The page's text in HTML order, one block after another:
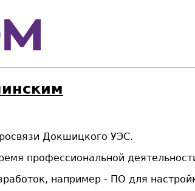
Докшицкого УЭС.
профессиональной
например - ПО для